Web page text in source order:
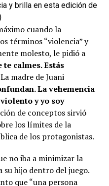
y brilla en esta edición de
cuando la
términos “violencia” y
molesto, le pidió a
te calmes. Estás
madre de Juani
La vehemencia
y yo soy
de conceptos sirvió
los límites de la
de los protagonistas.
no iba a minimizar la
hijo dentro del juego.
que “una persona